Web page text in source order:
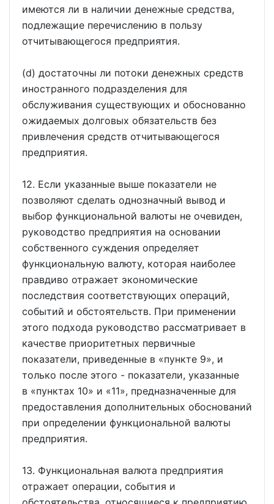
имеются ли в наличии денежные средства,
подлежащие перечислению в пользу
отчитывающегося предприятия.
(d) достаточны ли потоки денежных средств
иностранного подразделения для
обслуживания существующих и обоснованно
ожидаемых долговых обязательств без
привлечения средств отчитывающегося
предприятия.
12. Если указанные выше показатели не
позволяют сделать однозначный вывод и
выбор функциональной валюты не очевиден,
руководство предприятия на основании
собственного суждения определяет
функциональную валюту, которая наиболее
правдиво отражает экономические
последствия соответствующих операций,
событий и обстоятельств. При применении
этого подхода руководство рассматривает в
качестве приоритетных первичные
показатели, приведенные в
пункте 9 , и
только после этого - показатели, указанные
в
пунктах 10 и 11 , предназначенные для
предоставления дополнительных обоснований
при определении функциональной валюты
предприятия.
13. Функциональная валюта предприятия
отражает операции, события и